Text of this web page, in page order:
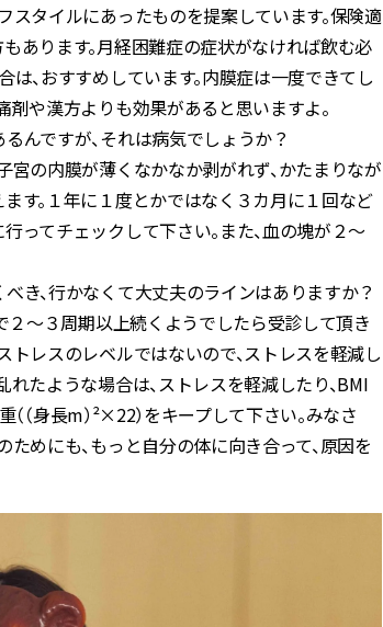
スタイルにあったものを提案しています。保険適
あります。月経困難症の症状がなければ飲む必
、おすすめしています。内膜症は一度できてし
剤や漢方よりも効果があると思いますよ。
んですが、それは病気でしょうか？
の内膜が薄くなかなか剥がれず、かたまりなが
す。１年に１度とかではなく３カ月に１回など
ってチェックして下さい。また、血の塊が２～
、行かなくて大丈夫のラインはありますか？
～３周期以上続くようでしたら受診して頂き
トレスのレベルではないので、ストレスを軽減し
たような場合は、ストレスを軽減したり、BMI
（身長m）²×22）をキープして下さい。みなさ
めにも、もっと自分の体に向き合って、原因を